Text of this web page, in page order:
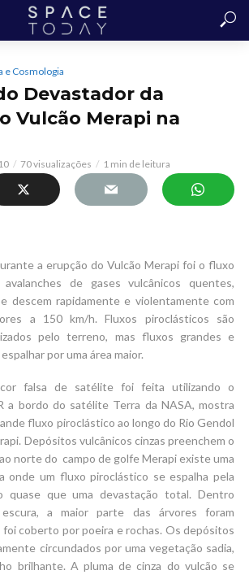
e Cosmologia
Devastador da
Vulcão Merapi na
70 visualizações 1 min de leitura
a erupção do Vulcão Merapi foi o fluxo
avalanches de gases vulcânicos quentes,
descem rapidamente e violentamente com
a 150 km/h. Fluxos piroclásticos são
pelo terreno, mas fluxos grandes e
por uma área maior.
cor falsa de satélite foi feita utilizando o
a bordo do satélite Terra da NASA, mostra
fluxo piroclástico ao longo do Rio Gendol
Depósitos vulcânicos cinzas preenchem o
norte do campo de golfe Merapi existe uma
onde um fluxo piroclástico se espalha pela
quase que uma devastação total. Dentro
a maior parte das árvores foram
foi coberto por poeira e rochas. Os depósitos
circundados por uma vegetação sadia,
brilhante. A pluma de cinza do vulcão se